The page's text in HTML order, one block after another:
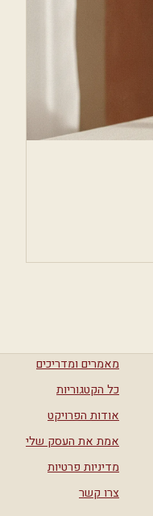
מאמרים ומדריכים
כל הקטגוריות
אודות הפרויקט
אמת את העסק שלי
מדיניות פרטיות
צרו קשר